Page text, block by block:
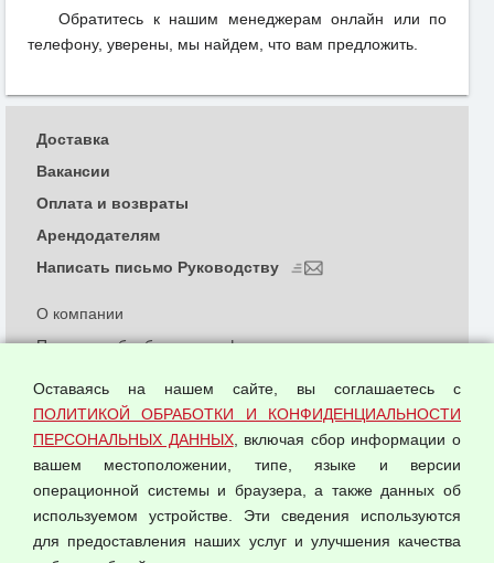
Обратитесь к нашим менеджерам онлайн или по
телефону, уверены, мы найдем, что вам предложить.
© 2026 ООО "Феникс"
О компании
Политика обработки и конфиденциальности
Согласием на обработку персональных данных
Оферта оптовой купли-продажи
Публичная оферта
Доставка
Вакансии
Оплата и возвраты
Арендодателям
Написать письмо Руководству
Оставаясь на нашем сайте, вы соглашаетесь с
ПОЛИТИКОЙ ОБРАБОТКИ И КОНФИДЕНЦИАЛЬНОСТИ
ПЕРСОНАЛЬНЫХ ДАННЫХ, включая сбор информации о
вашем местоположении, типе, языке и версии
операционной системы и браузера, а также данных об
используемом устройстве. Эти сведения используются
для предоставления наших услуг и улучшения качества